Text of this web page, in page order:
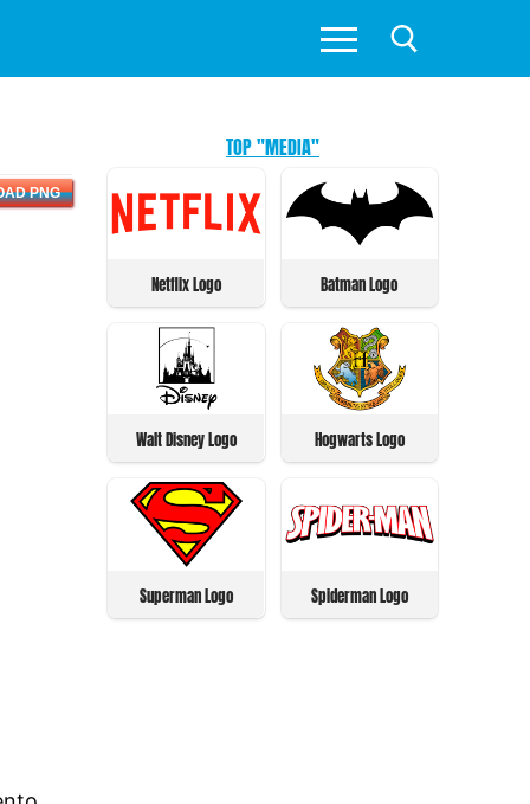
PNG
TOP "MEDIA"
Netflix Logo Batman Logo
Walt Disney Logo Hogwarts Logo
Superman Logo Spiderman Logo